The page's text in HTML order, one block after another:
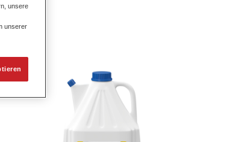
unsere
unserer